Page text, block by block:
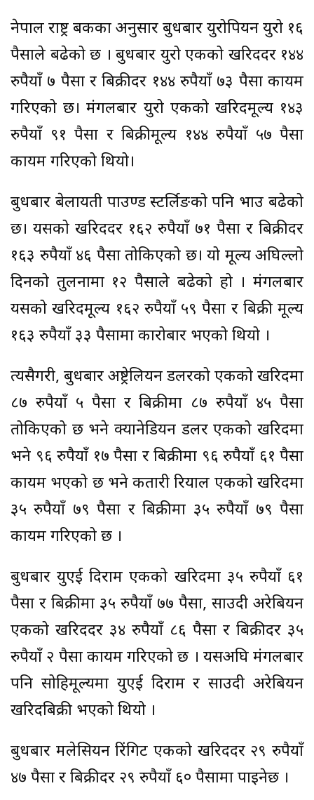
नेपाल राष्ट्र बैंकका अनुसार बुधबार युरोपियन युरो १६
पैसाले बढेको छ । बुधबार युरो एकको खरिददर १४४
रुपैयाँ ७ पैसा र बिक्रीदर १४४ रुपैयाँ ७३ पैसा कायम
गरिएको छ। मंगलबार युरो एकको खरिदमूल्य १४३
रुपैयाँ ९१ पैसा र बिक्रीमूल्य १४४ रुपैयाँ ५७ पैसा
कायम गरिएको थियो।
बुधबार बेलायती पाउण्ड स्टर्लिङको पनि भाउ बढेको
छ। यसको खरिददर १६२ रुपैयाँ ७१ पैसा र बिक्रीदर
१६३ रुपैयाँ ४६ पैसा तोकिएको छ। यो मूल्य अघिल्लो
दिनको तुलनामा १२ पैसाले बढेको हो । मंगलबार
यसको खरिदमूल्य १६२ रुपैयाँ ५९ पैसा र बिक्री मूल्य
१६३ रुपैयाँ ३३ पैसामा कारोबार भएको थियो ।
त्यसैगरी, बुधबार अष्ट्रेलियन डलरको एकको खरिदमा
८७ रुपैयाँ ५ पैसा र बिक्रीमा ८७ रुपैयाँ ४५ पैसा
तोकिएको छ भने क्यानेडियन डलर एकको खरिदमा
भने ९६ रुपैयाँ १७ पैसा र बिक्रीमा ९६ रुपैयाँ ६१ पैसा
कायम भएको छ भने कतारी रियाल एकको खरिदमा
३५ रुपैयाँ ७९ पैसा र बिक्रीमा ३५ रुपैयाँ ७९ पैसा
कायम गरिएको छ ।
बुधबार युएई दिराम एकको खरिदमा ३५ रुपैयाँ ६१
पैसा र बिक्रीमा ३५ रुपैयाँ ७७ पैसा, साउदी अरेबियन
एकको खरिददर ३४ रुपैयाँ ८६ पैसा र बिक्रीदर ३५
रुपैयाँ २ पैसा कायम गरिएको छ । यसअघि मंगलबार
पनि सोहिमूल्यमा युएई दिराम र साउदी अरेबियन
खरिदबिक्री भएको थियो ।
बुधबार मलेसियन रिंगिट एकको खरिददर २९ रुपैयाँ
४७ पैसा र बिक्रीदर २९ रुपैयाँ ६० पैसामा पाइनेछ ।